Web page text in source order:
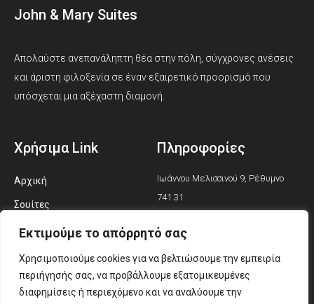
Εκτιμούμε το απόρρητό σας
Χρησιμοποιούμε cookies για να βελτιώσουμε την εμπειρία
περιήγησής σας, να προβάλλουμε εξατομικευμένες
διαφημίσεις ή περιεχόμενο και να αναλύουμε την
John & Mary Suites
Απολαύστε ανεπανάληπτη θέα στην πόλη, σύγχρονες ανέσεις
και άριστη φιλοξενία σε έναν εξαιρετικό προορισμό που
υπόσχεται μια αξέχαστη διαμονή.
Χρήσιμα Link
Αρχική
Σουίτες
Εξερευνήστε
Κριτικές
Φωτογραφίες
Επικοινωνία
Πληροφορίες
Ιωάννου Μελισσινού 9, Ρέθυμνο
741 31
+30 693 838 7483
info@johnmarysuites.gr
a
n
T
i